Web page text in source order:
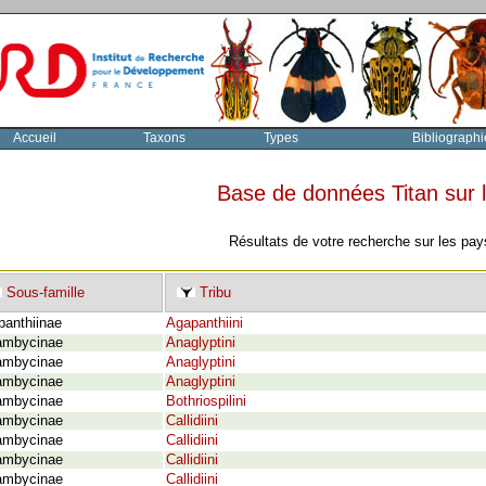
Accueil Taxons Types
Base de données Titan
Résultats de votre recherche sur les
Sous-famille
Tribu
Agapanthiini
Anaglyptini
Anaglyptini
Anaglyptini
Bothriospilini
Callidiini
Callidiini
Callidiini
Callidiini